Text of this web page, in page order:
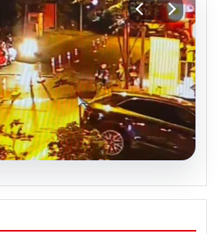
Ölümüne Yönelik Silahlı
Yansıyan